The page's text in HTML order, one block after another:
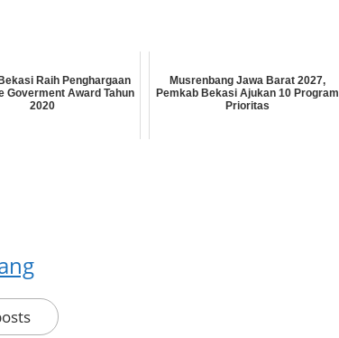
Raih Penghargaan
Goverment Award Tahun
2020
Musrenbang Jawa Barat 2027,
Pemkab Bekasi Ajukan 10 Program
Prioritas